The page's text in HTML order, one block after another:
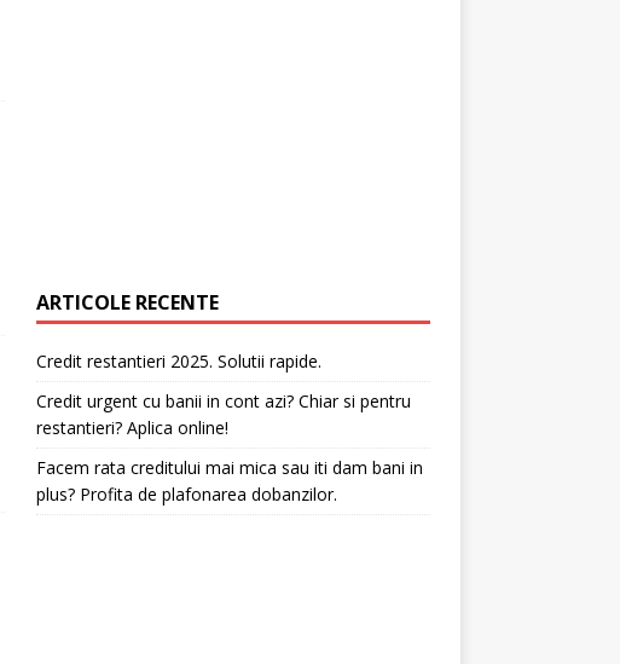
ARTICOLE RECENTE
Credit restantieri 2025. Solutii rapide.
Credit urgent cu banii in cont azi? Chiar si pentru
restantieri? Aplica online!
Facem rata creditului mai mica sau iti dam bani in
plus? Profita de plafonarea dobanzilor.